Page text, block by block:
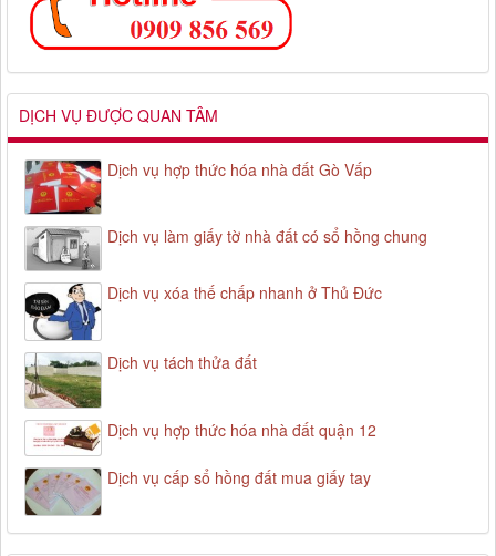
DỊCH VỤ ĐƯỢC QUAN TÂM
Dịch vụ hợp thức hóa nhà đất Gò Vấp
Dịch vụ làm giấy tờ nhà đất có sổ hồng chung
Dịch vụ xóa thế chấp nhanh ở Thủ Đức
Dịch vụ tách thửa đất
Dịch vụ hợp thức hóa nhà đất quận 12
Dịch vụ cấp sổ hồng đất mua giấy tay